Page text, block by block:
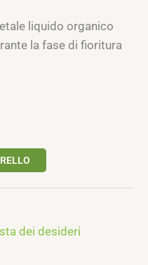
liquido organico
la fase di fioritura
dei desideri